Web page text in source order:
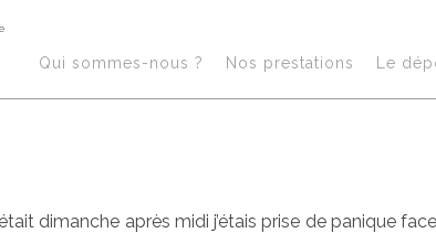
Qui sommes-nous ?​ Nos prestations​ Le
dimanche après midi j’étais prise de panique